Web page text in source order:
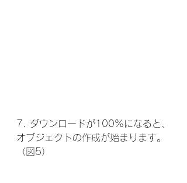
7. ダウンロードが100%になると、
オブジェクトの作成が始まります。
（図5）